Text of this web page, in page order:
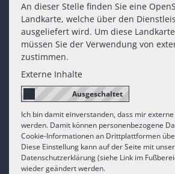
An dieser Stelle finden Sie eine
Landkarte, welche über den
ausgeliefert wird. Um diese
müssen Sie der Verwendung von
zustimmen.
Externe Inhalte
Ich bin damit einverstanden, dass mir
werden. Damit können personenbezogene
Cookie-Informationen an Drittplattformen
Diese Einstellung kann auf der Seite mit
Datenschutzerklärung (siehe Link im
wieder geändert werden.